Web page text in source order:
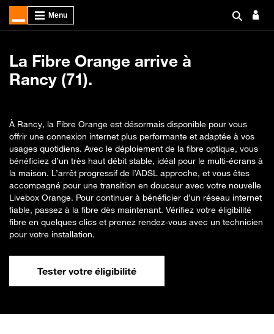
La Fibre Orange arrive à
Rancy (71).
À Rancy, la Fibre Orange est désormais disponible pour vous
offrir une connexion internet plus performante et adaptée à vos
usages quotidiens. Avec le déploiement de la fibre optique, vous
bénéficiez d’un très haut débit stable, idéal pour le multi-écrans à
la maison. L’arrêt progressif de l’ADSL approche, et vous êtes
accompagné pour une transition en douceur avec votre nouvelle
Livebox Orange. Pour continuer à bénéficier d’un réseau internet
fiable, passez à la fibre dès maintenant. Vérifiez votre éligibilité
fibre en quelques clics et prenez rendez-vous avec un technicien
pour votre installation.
Tester votre éligibilité